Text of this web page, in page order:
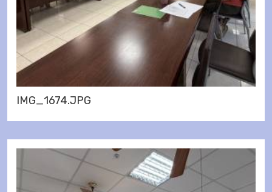
IMG_1674.JPG